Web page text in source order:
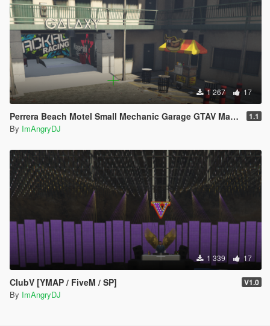
1 267 17
Perrera Beach Motel Small Mechanic Garage GTAV Map-Harita [ YMAP / FiveM / SP ] 1.1
By ImAngryDJ
1 339 17
ClubV [YMAP / FiveM / SP] V1.0
By ImAngryDJ